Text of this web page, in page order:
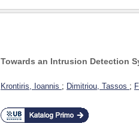
Towards an Intrusion Detection
Krontiris, Ioannis ; Dimitriou, Tassos ;